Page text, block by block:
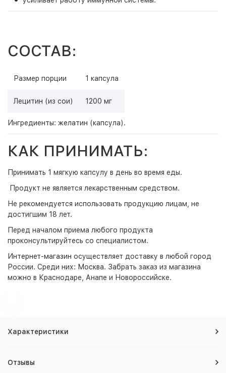
СОСТАВ:
Размер порции 1 капсула
Лецитин (из сои) 1200 мг
Ингредиенты: желатин (капсула).
КАК ПРИНИМАТЬ:
Принимать 1 мягкую капсулу в день во время еды.
Продукт не является лекарственным средством.
Не рекомендуется использовать продукцию лицам, не
достигшим 18 лет.
Перед началом приема любого продукта
проконсультируйтесь со специалистом.
Интернет-магазин осуществляет доставку в любой город
России. Среди них: Москва. Забрать заказ из магазина
можно в Краснодаре, Анапе и Новороссийске.
Характеристики
Отзывы